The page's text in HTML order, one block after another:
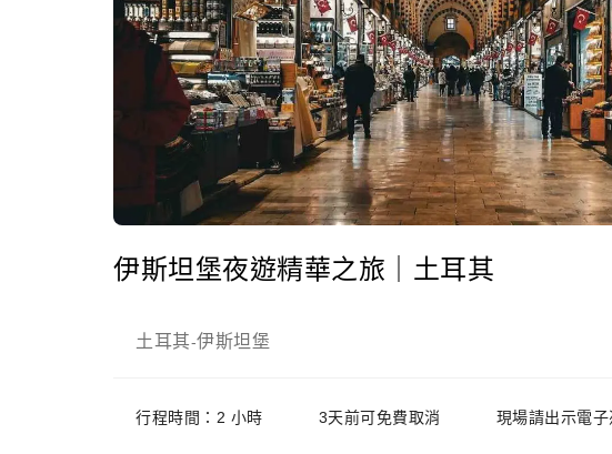
伊斯坦堡夜遊精華之旅｜土耳其
土耳其-伊斯坦堡
行程時間：2 小時 3天前可免費取消 現場請出示電